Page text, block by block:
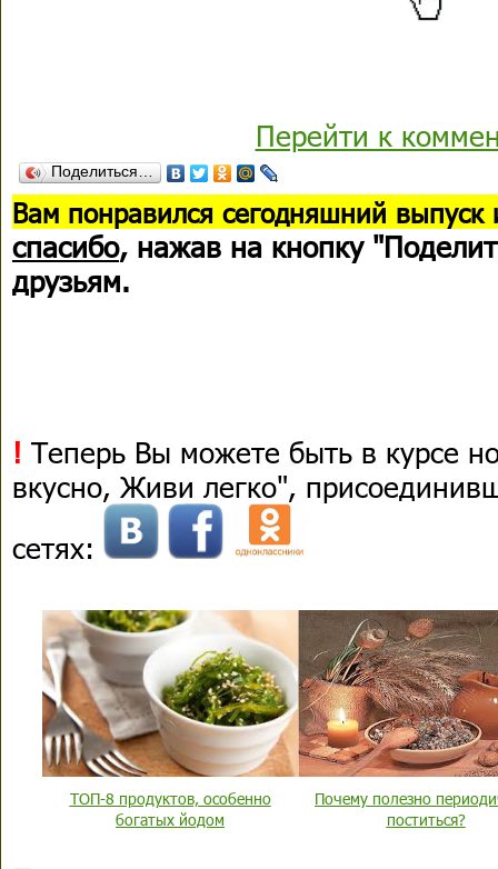
Перейти к
Поделиться…
Вам понравился сегодняшний выпуск
спасибо, нажав на кнопку
друзьям.
! Теперь Вы можете быть в курсе
вкусно, Живи легко",
сетях:
ТОП-8 продуктов, особенно
богатых йодом
Почему полезно
поститься?